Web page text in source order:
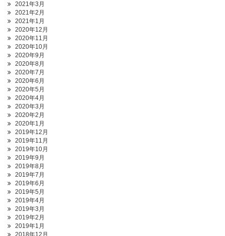
2021年3月
2021年2月
2021年1月
2020年12月
2020年11月
2020年10月
2020年9月
2020年8月
2020年7月
2020年6月
2020年5月
2020年4月
2020年3月
2020年2月
2020年1月
2019年12月
2019年11月
2019年10月
2019年9月
2019年8月
2019年7月
2019年6月
2019年5月
2019年4月
2019年3月
2019年2月
2019年1月
2018年12月